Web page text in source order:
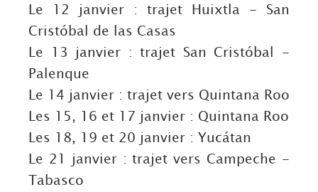
Le 12 janvier : trajet Huixtla - San
Cristóbal de las Casas
Le 13 janvier : trajet San Cristóbal -
Palenque
Le 14 janvier : trajet vers Quintana Roo
Les 15, 16 et 17 janvier : Quintana Roo
Les 18, 19 et 20 janvier : Yucátan
Le 21 janvier : trajet vers Campeche -
Tabasco